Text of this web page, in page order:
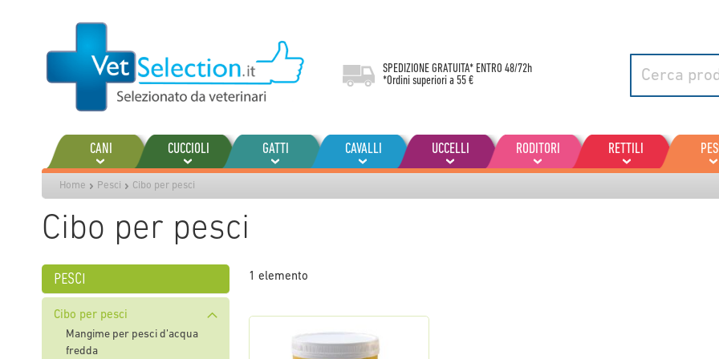
contenuto
SPEDIZIONE GRATUITA* ENTRO 48/72h
*Ordini superiori a 55 €
CANI CUCCIOLI GATTI CAVALLI UCCELLI RODITORI RETTILI
Home Pesci Cibo per pesci
Cibo per pesci
1 elemento
pesci
Cibo per pesci
Mangime per pesci d’acqua
fredda